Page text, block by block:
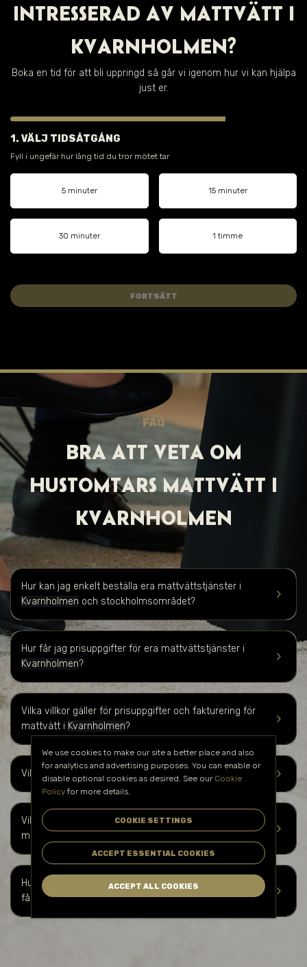
INTRESSERAD AV MATTVÄTT I
KVARNHOLMEN?
Boka en tid för att bli uppringd så går vi igenom hur vi kan hjälpa
just er.
1. VÄLJ TIDSÅTGÅNG
Fyll i ungefär hur lång tid du tror mötet tar
5 minuter 15 minuter
30 minuter 1 timme
FORTSÄTT
FAQ
BRA ATT VET A OM
HUSTOMTARS MATTVÄTT I
KVARNHOLMEN
keyboard_arrow_right
Hur kan jag enkelt beställa era mattvättstjänster i
Kvarnholmen och stockholmsområdet?
keyboard_arrow_right
Hur får jag prisuppgifter för era mattvättstjänster i
Kvarnholmen?
keyboard_arrow_right
Vilka villkor gäller för prisuppgifter och fakturering för
mattvätt i Kvarnholmen?
keyboard_arrow_right
Vilket ansvar har Hustomtar under mattvättarbetet?
keyboard_arrow_right
Vilka företag och verksamheter kan dra nytta av er
mattvättstjänst i
keyboard_arrow_right
Hur kan jag boka er mattvättstjänst iKvarnholmen
och
få en kostnadsuppskattning?
We use cookies to make our site a better place and also
for analytics and advertising purposes. You can enable or
disable optional cookies as desired. See our Cookie
Policyfor more details.
COOKIE SETTINGS
ACCEPT ESSENTIAL COOKIES
ACCEPT ALL COOKIES